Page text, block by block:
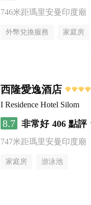
746米距瑪里安曼印度廟
外幣兌換服務 家庭房
西隆愛逸酒店
I Residence Hotel Silom
8.7 非常好 406 點評
747米距瑪里安曼印度廟
家庭房 游泳池